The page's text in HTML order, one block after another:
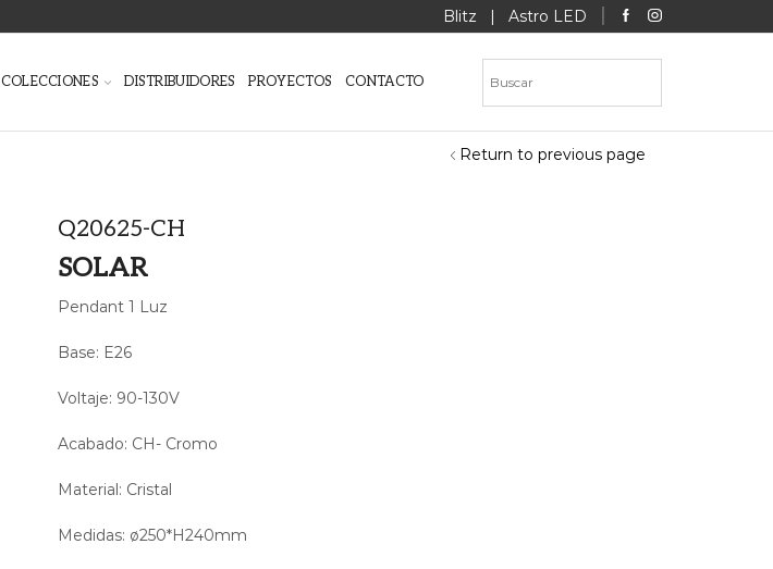
Blitz | Astro LED
COLECCIONES DISTRIBUIDORES PROYECTOS CONTACTO
Return to previous page
Q20625-CH
SOLAR
Pendant 1 Luz
Base: E26
Voltaje: 90-130V
Acabado: CH- Cromo
Material: Cristal
Medidas: ø250*H240mm